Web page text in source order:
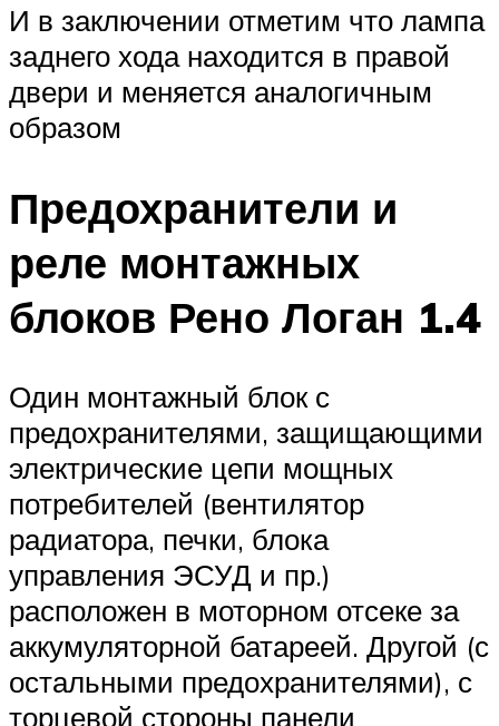
И в заключении отметим что лампа
заднего хода находится в правой
двери и меняется аналогичным
образом
Предохранители и
реле монтажных
блоков Рено Логан 1.4
Один монтажный блок с
предохранителями, защищающими
электрические цепи мощных
потребителей (вентилятор
радиатора, печки, блока
управления ЭСУД и пр.)
расположен в моторном отсеке за
аккумуляторной батареей. Другой (с
остальными предохранителями), с
торцевой стороны панели